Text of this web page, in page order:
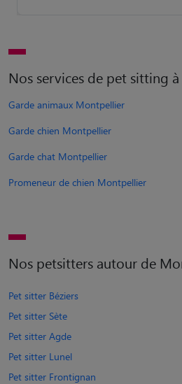
Nos services de pet sitting
Garde animaux Montpellier
Garde chien Montpellier
Garde chat Montpellier
Promeneur de chien Montpellier
Nos petsitters autour de
Pet sitter Béziers
Pet sitter Sète
Pet sitter Agde
Pet sitter Lunel
Pet sitter Frontignan